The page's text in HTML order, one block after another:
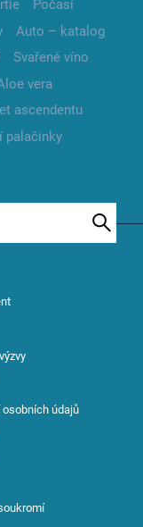
Počasí
Auto – katalog
Svařené víno
vera
ascendentu
palačinky
údajů